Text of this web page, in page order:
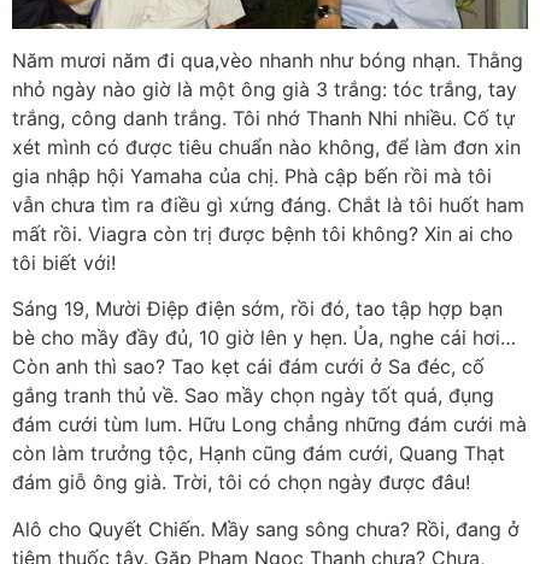
Năm mươi năm đi qua,vèo nhanh như bóng nhạn. Thằng
nhỏ ngày nào giờ là một ông già 3 trắng: tóc trắng, tay
trắng, công danh trắng. Tôi nhớ Thanh Nhi nhiều. Cố tự
xét mình có được tiêu chuẩn nào không, để làm đơn xin
gia nhập hội Yamaha của chị. Phà cập bến rồi mà tôi
vẫn chưa tìm ra điều gì xứng đáng. Chắt là tôi huốt ham
mất rồi. Viagra còn trị được bệnh tôi không? Xin ai cho
tôi biết với!
Sáng 19, Mười Điệp điện sớm, rồi đó, tao tập hợp bạn
bè cho mầy đầy đủ, 10 giờ lên y hẹn. Ủa, nghe cái hơi…
Còn anh thì sao? Tao kẹt cái đám cưới ở Sa đéc, cố
gắng tranh thủ về. Sao mầy chọn ngày tốt quá, đụng
đám cưới tùm lum. Hữu Long chẳng những đám cưới mà
còn làm trưởng tộc, Hạnh cũng đám cưới, Quang Thạt
đám giỗ ông già. Trời, tôi có chọn ngày được đâu!
Alô cho Quyết Chiến. Mầy sang sông chưa? Rồi, đang ở
tiệm thuốc tây. Gặp Phạm Ngọc Thanh chưa? Chưa,